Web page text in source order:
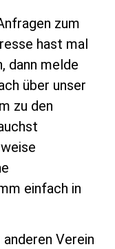
zum
hast mal
dann melde
über unser
zu den
einfach in
Verein